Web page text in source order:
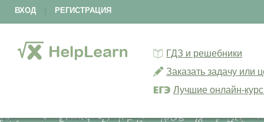
ВХОД РЕГИСТРАЦИЯ
ГДЗ и решебники
Заказать задачу или
Лучшие онлайн-